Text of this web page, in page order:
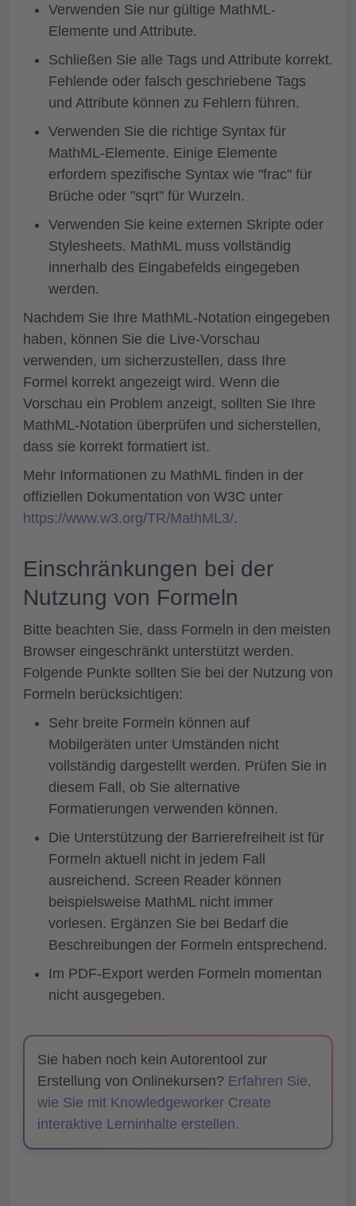
Verwenden Sie nur gültige MathML-
Elemente und Attribute.
Schließen Sie alle Tags und Attribute korrekt.
Fehlende oder falsch geschriebene Tags
und Attribute können zu Fehlern führen.
Verwenden Sie die richtige Syntax für
MathML-Elemente. Einige Elemente
erfordern spezifische Syntax wie "frac" für
Brüche oder "sqrt" für Wurzeln.
Verwenden Sie keine externen Skripte oder
Stylesheets. MathML muss vollständig
innerhalb des Eingabefelds eingegeben
werden.
Nachdem Sie Ihre MathML-Notation eingegeben
haben, können Sie die Live-Vorschau
verwenden, um sicherzustellen, dass Ihre
Formel korrekt angezeigt wird. Wenn die
Vorschau ein Problem anzeigt, sollten Sie Ihre
MathML-Notation überprüfen und sicherstellen,
dass sie korrekt formatiert ist.
Mehr Informationen zu MathML finden in der
offiziellen Dokumentation von W3C unter
https://www.w3.org/TR/MathML3/.
Einschränkungen bei der
Nutzung von Formeln
Bitte beachten Sie, dass Formeln in den meisten
Browser eingeschränkt unterstützt werden.
Folgende Punkte sollten Sie bei der Nutzung von
Formeln berücksichtigen:
Sehr breite Formeln können auf
Mobilgeräten unter Umständen nicht
vollständig dargestellt werden. Prüfen Sie in
diesem Fall, ob Sie alternative
Formatierungen verwenden können.
Die Unterstützung der Barrierefreiheit ist für
Formeln aktuell nicht in jedem Fall
ausreichend. Screen Reader können
beispielsweise MathML nicht immer
vorlesen. Ergänzen Sie bei Bedarf die
Beschreibungen der Formeln entsprechend.
Im PDF-Export werden Formeln momentan
nicht ausgegeben.
Sie haben noch kein Autorentool zur
Erstellung von Onlinekursen? Erfahren Sie,
wie Sie mit Knowledgeworker Create
interaktive Lerninhalte erstellen.